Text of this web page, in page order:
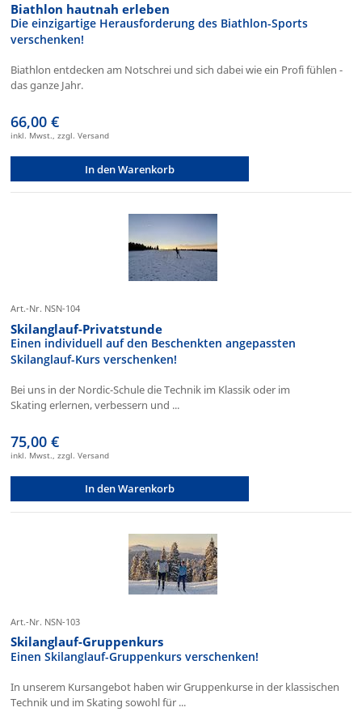
Biathlon hautnah erleben
Die einzigartige Herausforderung des Biathlon-Sports
verschenken!
Biathlon entdecken am Notschrei und sich dabei wie ein Profi fühlen -
das ganze Jahr.
66,00 €
inkl. Mwst., zzgl. Versand
In den Warenkorb
Art.-Nr. NSN-104
Skilanglauf-Privatstunde
Einen individuell auf den Beschenkten angepassten
Skilanglauf-Kurs verschenken!
Bei uns in der Nordic-Schule die Technik im Klassik oder im
Skating erlernen, verbessern und ...
75,00 €
inkl. Mwst., zzgl. Versand
In den Warenkorb
Art.-Nr. NSN-103
Skilanglauf-Gruppenkurs
Einen Skilanglauf-Gruppenkurs verschenken!
In unserem Kursangebot haben wir Gruppenkurse in der klassischen
Technik und im Skating sowohl für ...